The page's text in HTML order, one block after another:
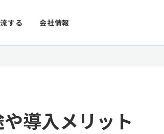
する 会社情報
導入メリット